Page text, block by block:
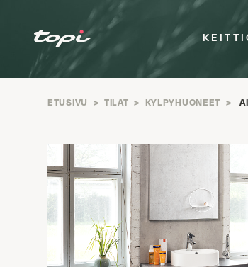
ETUSIVU > TILAT > KYLPYHUONEET >